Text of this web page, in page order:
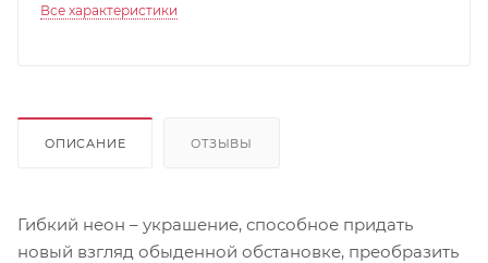
Все характеристики
ОПИСАНИЕ ОТЗЫВЫ
Гибкий неон – украшение, способное придать
новый взгляд обыденной обстановке, преобразить